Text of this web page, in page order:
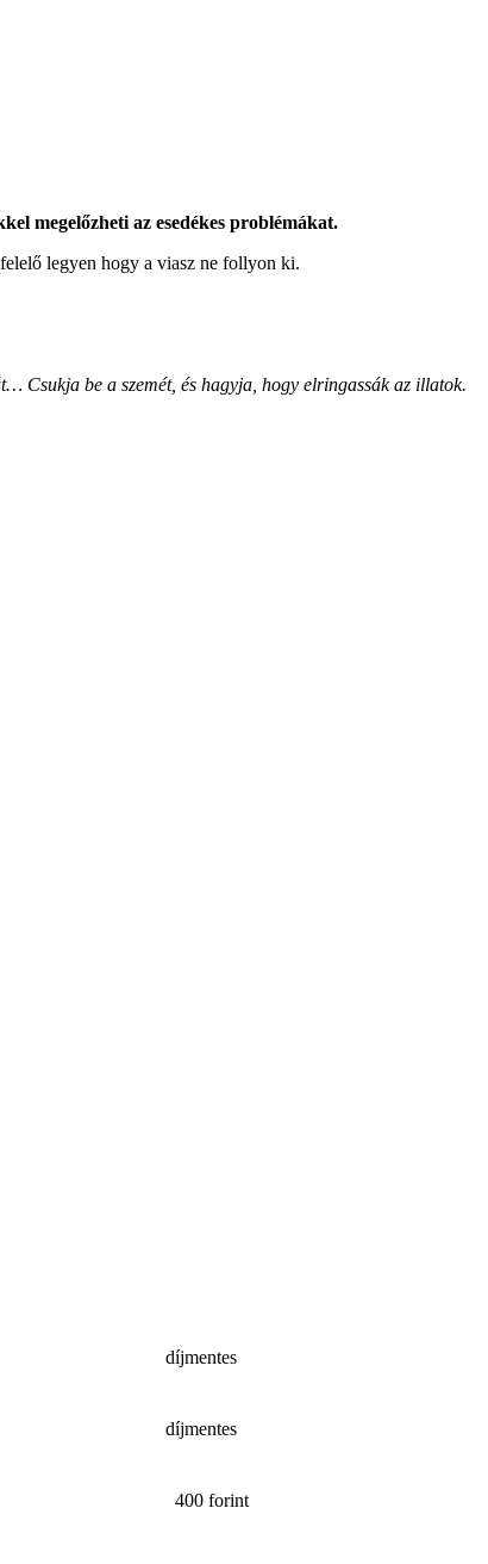
megelőzheti az esedékes problémákat.
legyen hogy a viasz ne follyon ki.
Csukja be a szemét, és hagyja, hogy elringassák az illatok.
díjmentes
díjmentes
400 forint